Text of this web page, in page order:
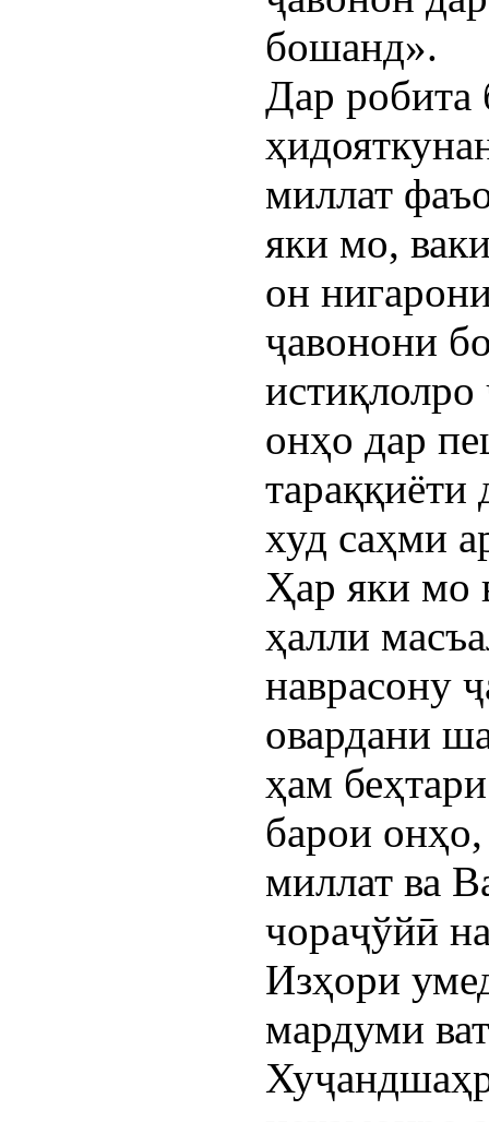
бошанд».
Дар робита
миллат
яки мо,
он
ҷавонони
онҳо дар
тараққиёти
худ саҳми
Ҳар яки мо
ҳалли
наврасону
овардани
ҳам
барои
миллат ва
чораҷўйӣ
Изҳори
мардуми